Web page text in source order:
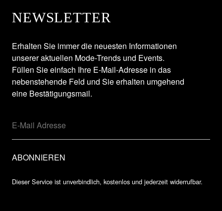
NEWSLETTER
Erhalten Sie immer die neuesten Informationen
unserer aktuellen Mode-Trends und Events.
Füllen Sie einfach Ihre E-Mail-Adresse in das
nebenstehende Feld und Sie erhalten umgehend
eine Bestätigungsmail.
Dieser Service ist unverbindlich, kostenlos und jederzeit widerrufbar.